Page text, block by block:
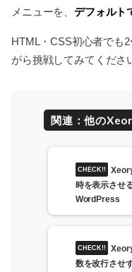
メニューを、デフォルト
HTML・CSS初心者でも
がら挑戦してみてくださ
関連：他の
時を表示させ
WordPress
数を改行させ